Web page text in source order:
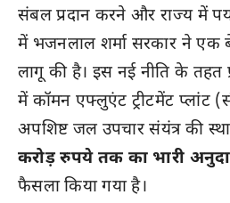
संबल प्रदान करने और राज्य में
में भजनलाल शर्मा सरकार ने एक
लागू की है। इस नई नीति के तहत
में कॉमन एफ्लुएंट ट्रीटमेंट प्लांट
अपशिष्ट जल उपचार संयंत्र की
करोड़ रुपये तक का भारी
फैसला किया गया है।